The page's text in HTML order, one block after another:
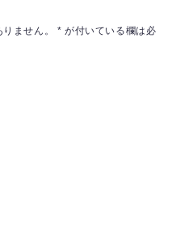
ません。 * が付いている欄は必